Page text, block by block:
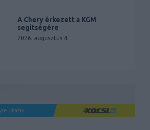
A Chery érkezett a KGM
segítségére
2026. augusztus 4.
utazol